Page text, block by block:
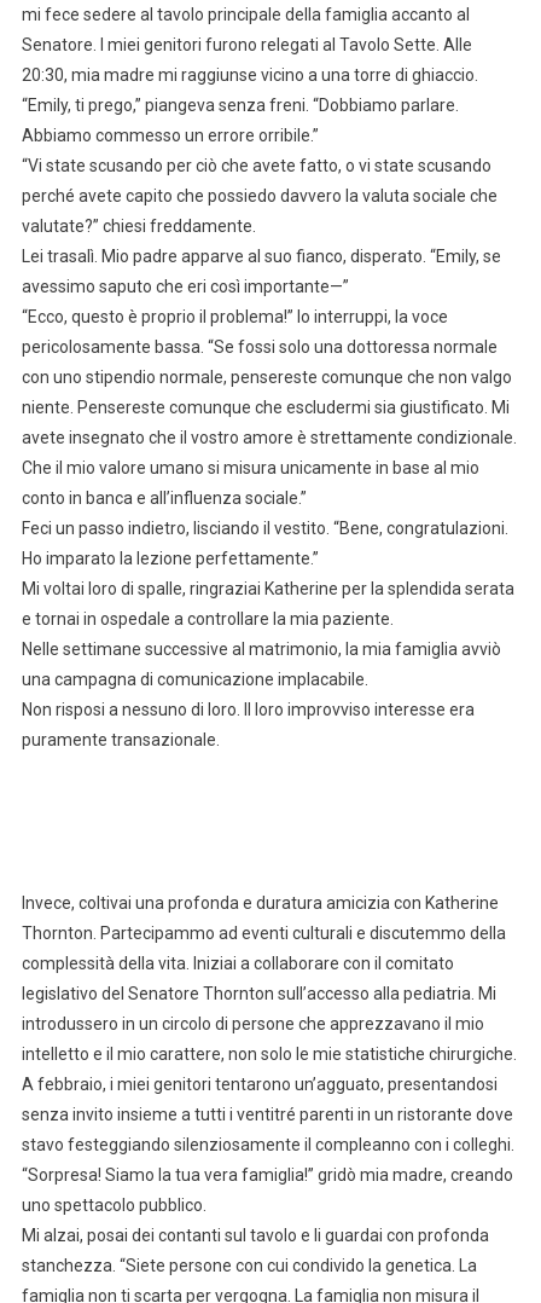
mi fece sedere al tavolo principale della famiglia accanto al
Senatore. I miei genitori furono relegati al Tavolo Sette. Alle
20:30, mia madre mi raggiunse vicino a una torre di ghiaccio.
“Emily, ti prego,” piangeva senza freni. “Dobbiamo parlare.
Abbiamo commesso un errore orribile.”
“Vi state scusando per ciò che avete fatto, o vi state scusando
perché avete capito che possiedo davvero la valuta sociale che
valutate?” chiesi freddamente.
Lei trasalì. Mio padre apparve al suo fianco, disperato. “Emily, se
avessimo saputo che eri così importante—”
“Ecco, questo è proprio il problema!” lo interruppi, la voce
pericolosamente bassa. “Se fossi solo una dottoressa normale
con uno stipendio normale, pensereste comunque che non valgo
niente. Pensereste comunque che escludermi sia giustificato. Mi
avete insegnato che il vostro amore è strettamente condizionale.
Che il mio valore umano si misura unicamente in base al mio
conto in banca e all’influenza sociale.”
Feci un passo indietro, lisciando il vestito. “Bene, congratulazioni.
Ho imparato la lezione perfettamente.”
Mi voltai loro di spalle, ringraziai Katherine per la splendida serata
e tornai in ospedale a controllare la mia paziente.
Nelle settimane successive al matrimonio, la mia famiglia avviò
una campagna di comunicazione implacabile.
Non risposi a nessuno di loro. Il loro improvviso interesse era
puramente transazionale.
Invece, coltivai una profonda e duratura amicizia con Katherine
Thornton. Partecipammo ad eventi culturali e discutemmo della
complessità della vita. Iniziai a collaborare con il comitato
legislativo del Senatore Thornton sull’accesso alla pediatria. Mi
introdussero in un circolo di persone che apprezzavano il mio
intelletto e il mio carattere, non solo le mie statistiche chirurgiche.
A febbraio, i miei genitori tentarono un’agguato, presentandosi
senza invito insieme a tutti i ventitré parenti in un ristorante dove
stavo festeggiando silenziosamente il compleanno con i colleghi.
“Sorpresa! Siamo la tua vera famiglia!” gridò mia madre, creando
uno spettacolo pubblico.
Mi alzai, posai dei contanti sul tavolo e li guardai con profonda
stanchezza. “Siete persone con cui condivido la genetica. La
famiglia non ti scarta per vergogna. La famiglia non misura il